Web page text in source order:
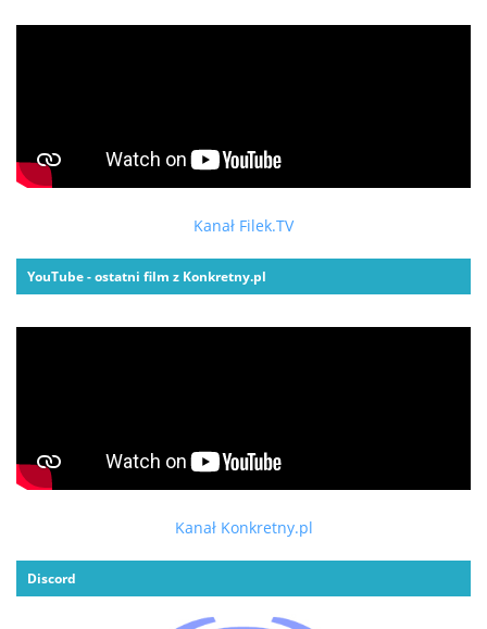
Kanał Filek.TV
YouTube - ostatni film z Konkretny.pl
Kanał Konkretny.pl
Discord